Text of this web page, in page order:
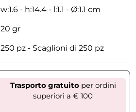
w:1.6 - h:14.4 - l:1.1 - Ø:1.1 cm
20 gr
250 pz - Scaglioni di 250 pz
Trasporto gratuitoper ordini
superiori a € 100